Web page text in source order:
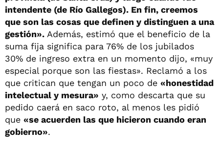
intendente (de Río Gallegos). En fin, creemos
que son las cosas que definen y distinguen a una
gestión». Además, estimó que el beneficio de la
suma fija significa para 76% de los jubilados
30% de ingreso extra en un momento dijo, «muy
especial porque son las fiestas». Reclamó a los
que critican que tengan un poco de «honestidad
intelectual y mesura» y, como descarta que su
pedido caerá en saco roto, al menos les pidió
que «se acuerden las que hicieron cuando eran
gobierno».